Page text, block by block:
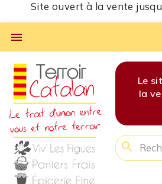
Site ouvert à la vente

à
Les commandes pour
cette semaine sont
clôturées !
Le
la
search